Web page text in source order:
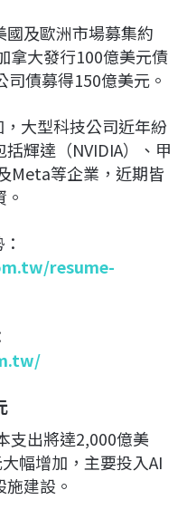
及歐洲市場募集約
拿大發行100億美元債
債募得150億美元。
大型科技公司近年紛
輝達（NVIDIA）、甲
Meta等企業，近期皆
resume-
支出將達2,000億美
幅增加，主要投入AI
建設。